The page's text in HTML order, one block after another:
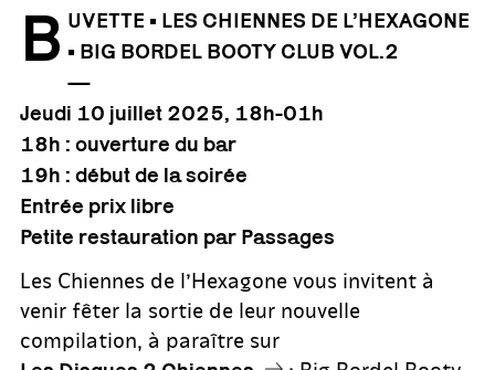
B UVETTE • LES CHIENNES DE L’HEXAGONE
• BIG BORDEL BOOTY CLUB VOL.2
—
Jeudi 10 juillet 2025, 18h-01h
18h : ouverture du bar
19h : début de la soirée
Entrée prix libre
Petite restauration par Passages
Les Chiennes de l’Hexagone vous invitent à
venir fêter la sortie de leur nouvelle
compilation, à paraître sur